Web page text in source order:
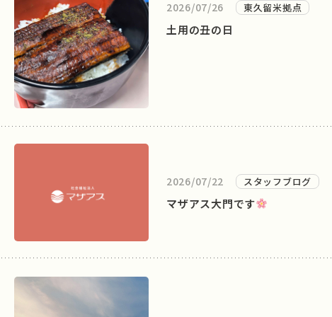
2026/07/26 東久留米拠点
土用の丑の日
2026/07/22 スタッフブログ
マザアス大門です